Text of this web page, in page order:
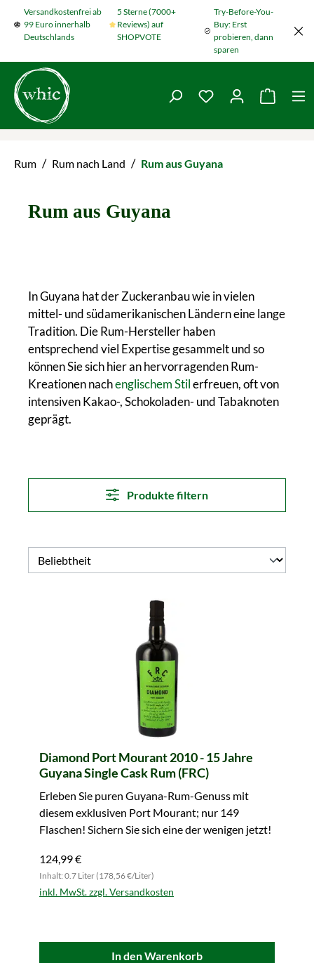
Zum Hauptinhalt springen
Versandkostenfrei ab
99 Euro innerhalb
Deutschlands
5 Sterne (7000+
Reviews) auf
SHOPVOTE
Try-Before-You-
Buy: Erst
probieren, dann
sparen
Du hast 0
Rum / Rum nach Land / Rum aus Guyana
Rum aus Guyana
In Guyana hat der Zuckeranbau wie in vielen
mittel- und südamerikanischen Ländern eine lange
Tradition. Die Rum-Hersteller haben
entsprechend viel Expertise gesammelt und so
können Sie sich hier an hervorragenden Rum-
Kreationen nachenglischem Stilerfreuen, oft von
intensiven Kakao-, Schokoladen- und Tabaknoten
geprägt.
Produkte filtern
Diamond Port Mourant 2010 - 15 Jahre
Guyana Single Cask Rum (FRC)
Erleben Sie puren Guyana-Rum-Genuss mit
diesem exklusiven Port Mourant; nur 149
Flaschen! Sichern Sie sich eine der wenigen jetzt!
124,99 €
Inhalt: 0.7 Liter (178,56 €/Liter)
inkl. MwSt. zzgl. Versandkosten
In den Warenkorb